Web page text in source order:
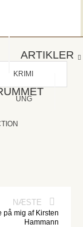
ARTIKLER
KRIMI
UNG
NÆSTE
på mig af Kirsten
Hammann